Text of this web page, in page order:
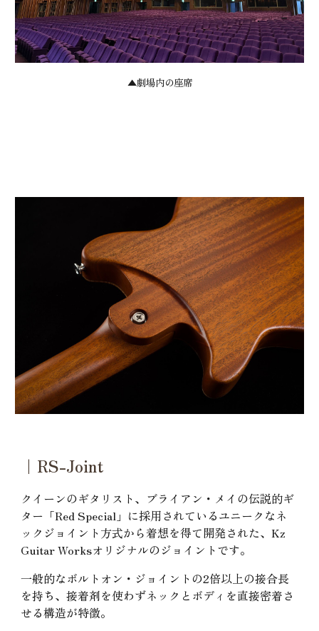
▲劇場内の座席
｜RS-Joint
クイーンのギタリスト、ブライアン・メイの伝説的ギ
ター「Red Special」に採用されているユニークなネ
ックジョイント方式から着想を得て開発された、Kz
Guitar Worksオリジナルのジョイントです。
一般的なボルトオン・ジョイントの2倍以上の接合長
を持ち、接着剤を使わずネックとボディを直接密着さ
せる構造が特徴。